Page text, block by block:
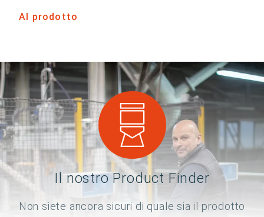
Al prodotto
Il nostro Product Finder
Non siete ancora sicuri di quale sia il prodotto